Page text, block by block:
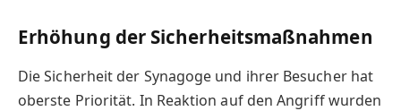
Erhöhung der Sicherheitsmaßnahmen
Die Sicherheit der Synagoge und ihrer Besucher hat
oberste Priorität. In Reaktion auf den Angriff wurden